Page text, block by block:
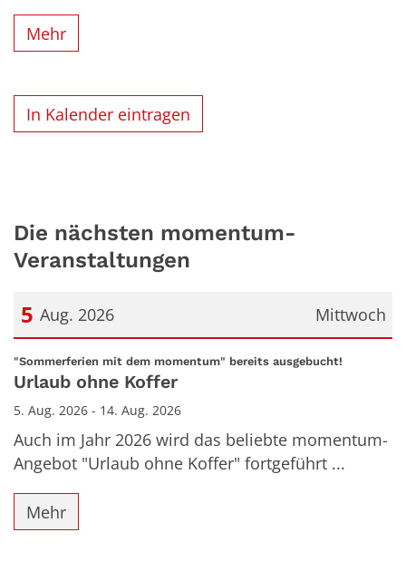
Mehr
In Kalender eintragen
Die nächsten momentum-
Veranstaltungen
Mittwoch
5 Aug. 2026
Datum: 5. August 2026
"Sommerferien mit dem momentum" bereits ausgebucht!
Urlaub ohne Koffer
5. Aug. 2026 - 14. Aug. 2026
Auch im Jahr 2026 wird das beliebte momentum-
Angebot "Urlaub ohne Koffer" fortgeführt ...
Mehr